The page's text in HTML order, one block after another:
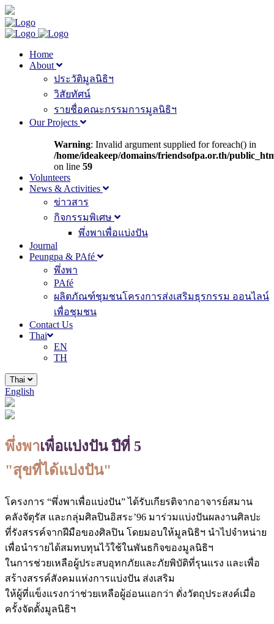
Home
About
ประวัติมูลนิธิฯ
วิสัยทัศน์
รายชื่อคณะกรรมการมูลนิธิฯ
Our Projects
Warning: Invalid argument supplied for foreach() in
/home/ideakeep/domains/friendsofpa.or.th/
on line 59
Volunteers
News & Activities
ข่าวสาร
กิจกรรมพิเศษ
พึ่งพาเพื่อแบ่งปัน
Journal
Peungpa & PAfé
พึ่งพา
PAfé
ผลิตภัณฑ์ชุมชนโครงการส่งเสริมธุรกรรม ออนไลน์
เพื่อชุมชน
Contact Us
Thai
EN
TH
Thai
English
พึ่งพาเพื่อแบ่งปัน ปีที่ 5
"สุขที่ได้แบ่งปัน"
โครงการ “พึ่งพาเพื่อแบ่งปัน” ได้รับเกียรติจากอาจารย์สมาน
คลังจัตุรัส และกลุ่มศิลปินอิสระ’96 มาร่วมแบ่งปันผลงานศิลปะ
ที่รังสรรค์จากฝีมือของศิลปิน โดยมอบให้มูลนิธิฯ นำไปจำหน่าย
เพื่อนำรายได้สมทบทุนไว้ใช้ในพันธกิจของมูลนิธิฯ
ในการช่วยเหลือผู้ประสบอุทกภัยและภัยพิบัติที่รุนแรง และเพื่อ
สร้างสรรค์สังคมแห่งการแบ่งปัน ส่งเสริม
ให้ผู้ที่แข็งแรงกว่าช่วยเหลือผู้อ่อนแอกว่า ดั่งวัตถุประสงค์เมื่อ
ครั้งจัดตั้งมูลนิธิฯ